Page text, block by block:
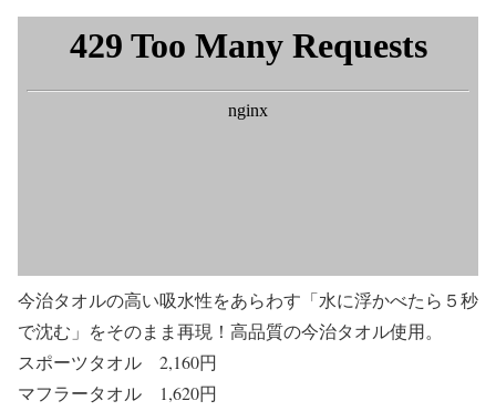
今治タオルの高い吸水性をあらわす「水に浮かべたら５秒
で沈む」をそのまま再現！高品質の今治タオル使用。
スポーツタオル 2,160円
マフラータオル 1,620円